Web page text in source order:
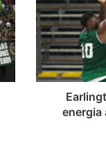
qualità
ed
energia
al
servizio
dell'Avellino
Basket"
energia